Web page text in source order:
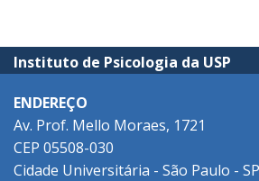
Instituto de Psicologia da USP
ENDEREÇO
Av. Prof. Mello Moraes, 1721
CEP 05508-030
Cidade Universitária - São Paulo - SP